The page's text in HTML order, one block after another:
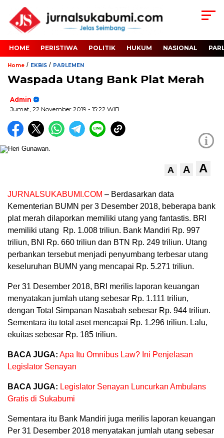
HOME PERISTIWA POLITIK HUKUM NASIONAL
Home / EKBIS / PARLEMEN
Waspada Utang Bank Plat Merah
Admin
Jumat, 22 November 2019 - 15:22 WIB
i
A A A
JURNALSUKABUMI.COM – Berdasarkan data
Kementerian BUMN per 3 Desember 2018, beberapa bank
plat merah dilaporkan memiliki utang yang fantastis. BRI
memiliki utang Rp. 1.008 triliun. Bank Mandiri Rp. 997
triliun, BNI Rp. 660 triliun dan BTN Rp. 249 triliun. Utang
perbankan tersebut menjadi penyumbang terbesar utang
keseluruhan BUMN yang mencapai Rp. 5.271 triliun.
Per 31 Desember 2018, BRI merilis laporan keuangan
menyatakan jumlah utang sebesar Rp. 1.111 triliun,
dengan Total Simpanan Nasabah sebesar Rp. 944 triliun.
Sementara itu total aset mencapai Rp. 1.296 triliun. Lalu,
ekuitas sebesar Rp. 185 triliun.
BACA JUGA: Apa Itu Omnibus Law? Ini Penjelasan
Legislator Senayan
BACA JUGA: Legislator Senayan Luncurkan Ambulans
Gratis di Sukabumi
Sementara itu Bank Mandiri juga merilis laporan keuangan
Per 31 Desember 2018 menyatakan jumlah utang sebesar